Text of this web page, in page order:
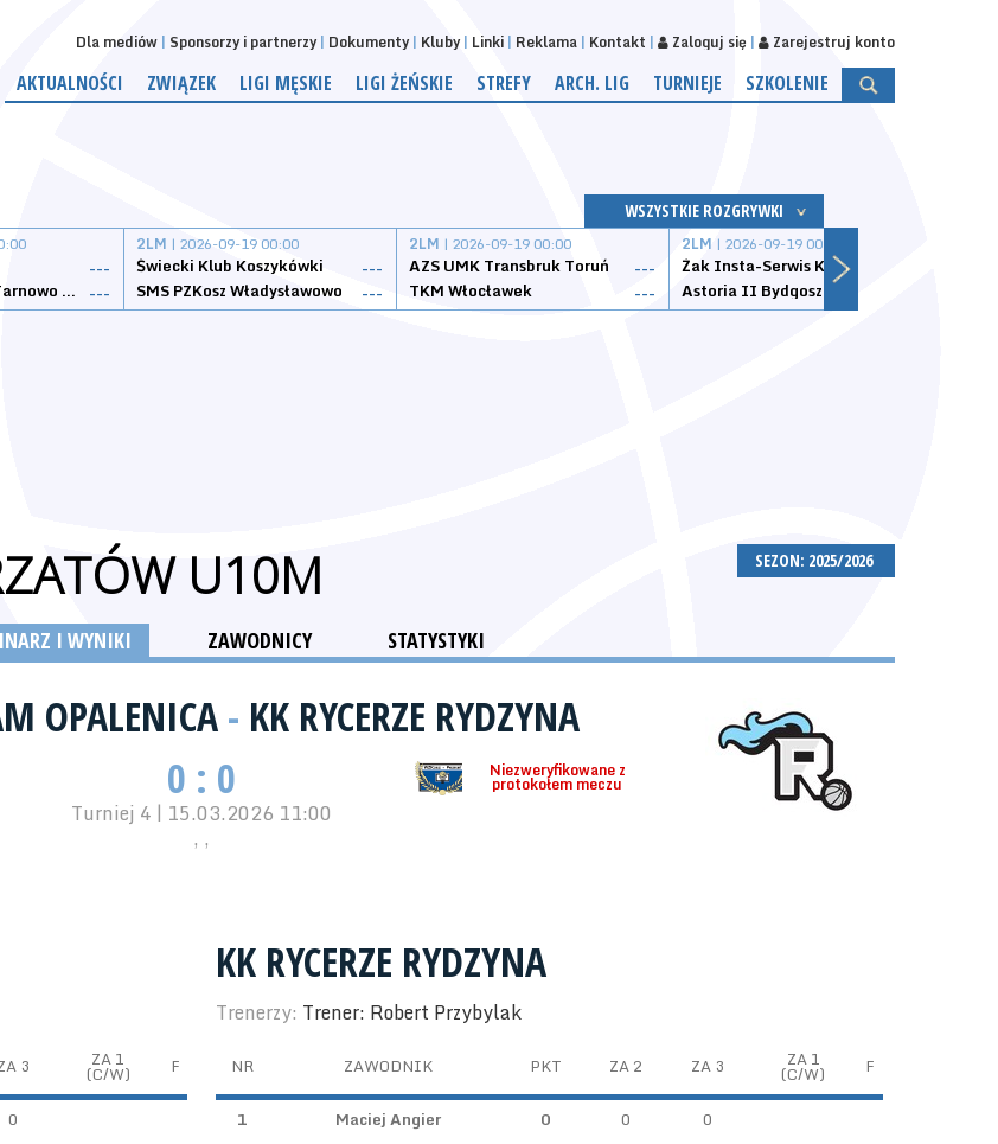
Dla mediów Sponsorzy i partnerzy Dokumenty Kluby Linki Reklama Kontakt Zaloguj się Zarejestruj konto
AKTUALNOŚCI ZWIĄZEK LIGI MĘSKIE LIGI ŻEŃSKIE STREFY ARCH. LIG TURNIEJE SZKOLENIE
WSZYSTKIE ROZGRYWKI
---
Tarnovia Basket Tarnowo Podgórne ---
2LM | 2026-09-19 00:00
Świecki Klub Koszykówki
---
SMS PZKosz Władysławowo
---
2LM | 2026-09-19 00:00
AZS UMK Transbruk Toruń
---
TKM Włocławek
---
2LM | 2026-09-19 00:00
Żak Insta-Serwis Koszalin
Astoria II Bydgoszcz
SEZON: 2025/2026
U10M
I WYNIKI ZAWODNICY STATYSTYKI
OPALENICA- KK RYCERZE RYDZYNA
Niezweryfikowane z
protokołem meczu
0 : 0
Turniej 4 | 15.03.2026 11:00
, ,
3 ZA 1
(C/W) F
0
KK RYCERZE RYDZYNA
Trenerzy: Trener: Robert Przybylak
NR ZAWODNIK PKT ZA 2 ZA 3 ZA 1
(C/W) F
1 Maciej Angier 0 0
0